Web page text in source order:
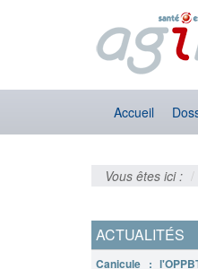
Accueil
Vous êtes ici :
ACTUALITÉS
Canicule :